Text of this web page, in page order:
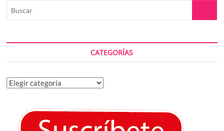
CATEGORÍAS
Categorías